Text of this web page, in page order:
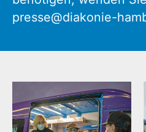
presse@diakonie-